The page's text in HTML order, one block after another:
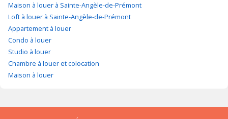
Maison à louer à Sainte-Angèle-de-Prémont
Loft à louer à Sainte-Angèle-de-Prémont
Appartement à louer
Condo à louer
Studio à louer
Chambre à louer et colocation
Maison à louer